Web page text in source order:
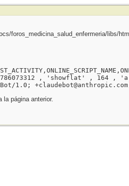
foros_medicina_salud_enfermeria/libs/
, 'showflat' , 164 ,
1.0;
página anterior.